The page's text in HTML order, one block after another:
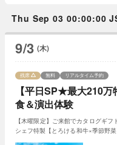
Thu Sep 03 00:00:00
9/3 (木)
【平日SP★最大210
食＆演出体験
残席 無料 リアルタイム予約
【木曜限定】ご来館でカタログギ
シェフ特製【とろける和牛×季節野